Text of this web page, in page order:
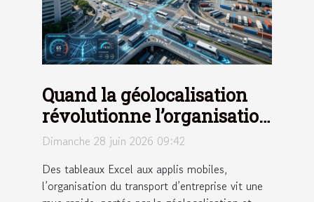
Quand la géolocalisation
révolutionne l’organisation
du transport d’entreprise
Dimanche 28 juin 2026 09:42
Des tableaux Excel aux applis mobiles,
l’organisation du transport d’entreprise vit une